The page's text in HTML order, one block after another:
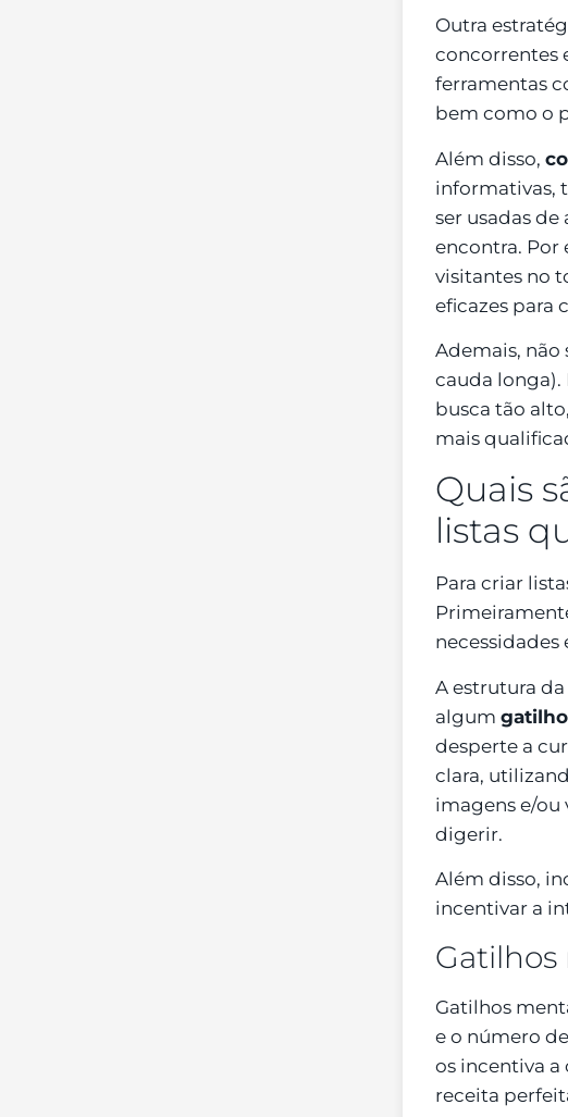
Outra
concorrentes
ferramentas
bem como o
Além disso,
informativas,
ser usadas
encontra. Por
visitantes no
eficazes para
Ademais, não
cauda longa).
busca tão
mais
Quais
listas
Para criar
necessidades
A estrutura
algum
desperte a
clara,
imagens e/ou
digerir.
Além disso,
incentivar a
Gatilhos
e o número
os incentiva a
receita